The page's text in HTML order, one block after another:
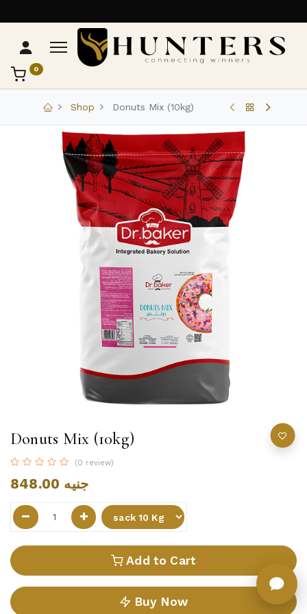
0
Shop Donuts Mix (10kg)
Donuts Mix (10kg)
(0 review)
848.00 جنيه
Add to Cart
Buy Now
تواصل مع Hunters
عادةً بنرد في دقائق